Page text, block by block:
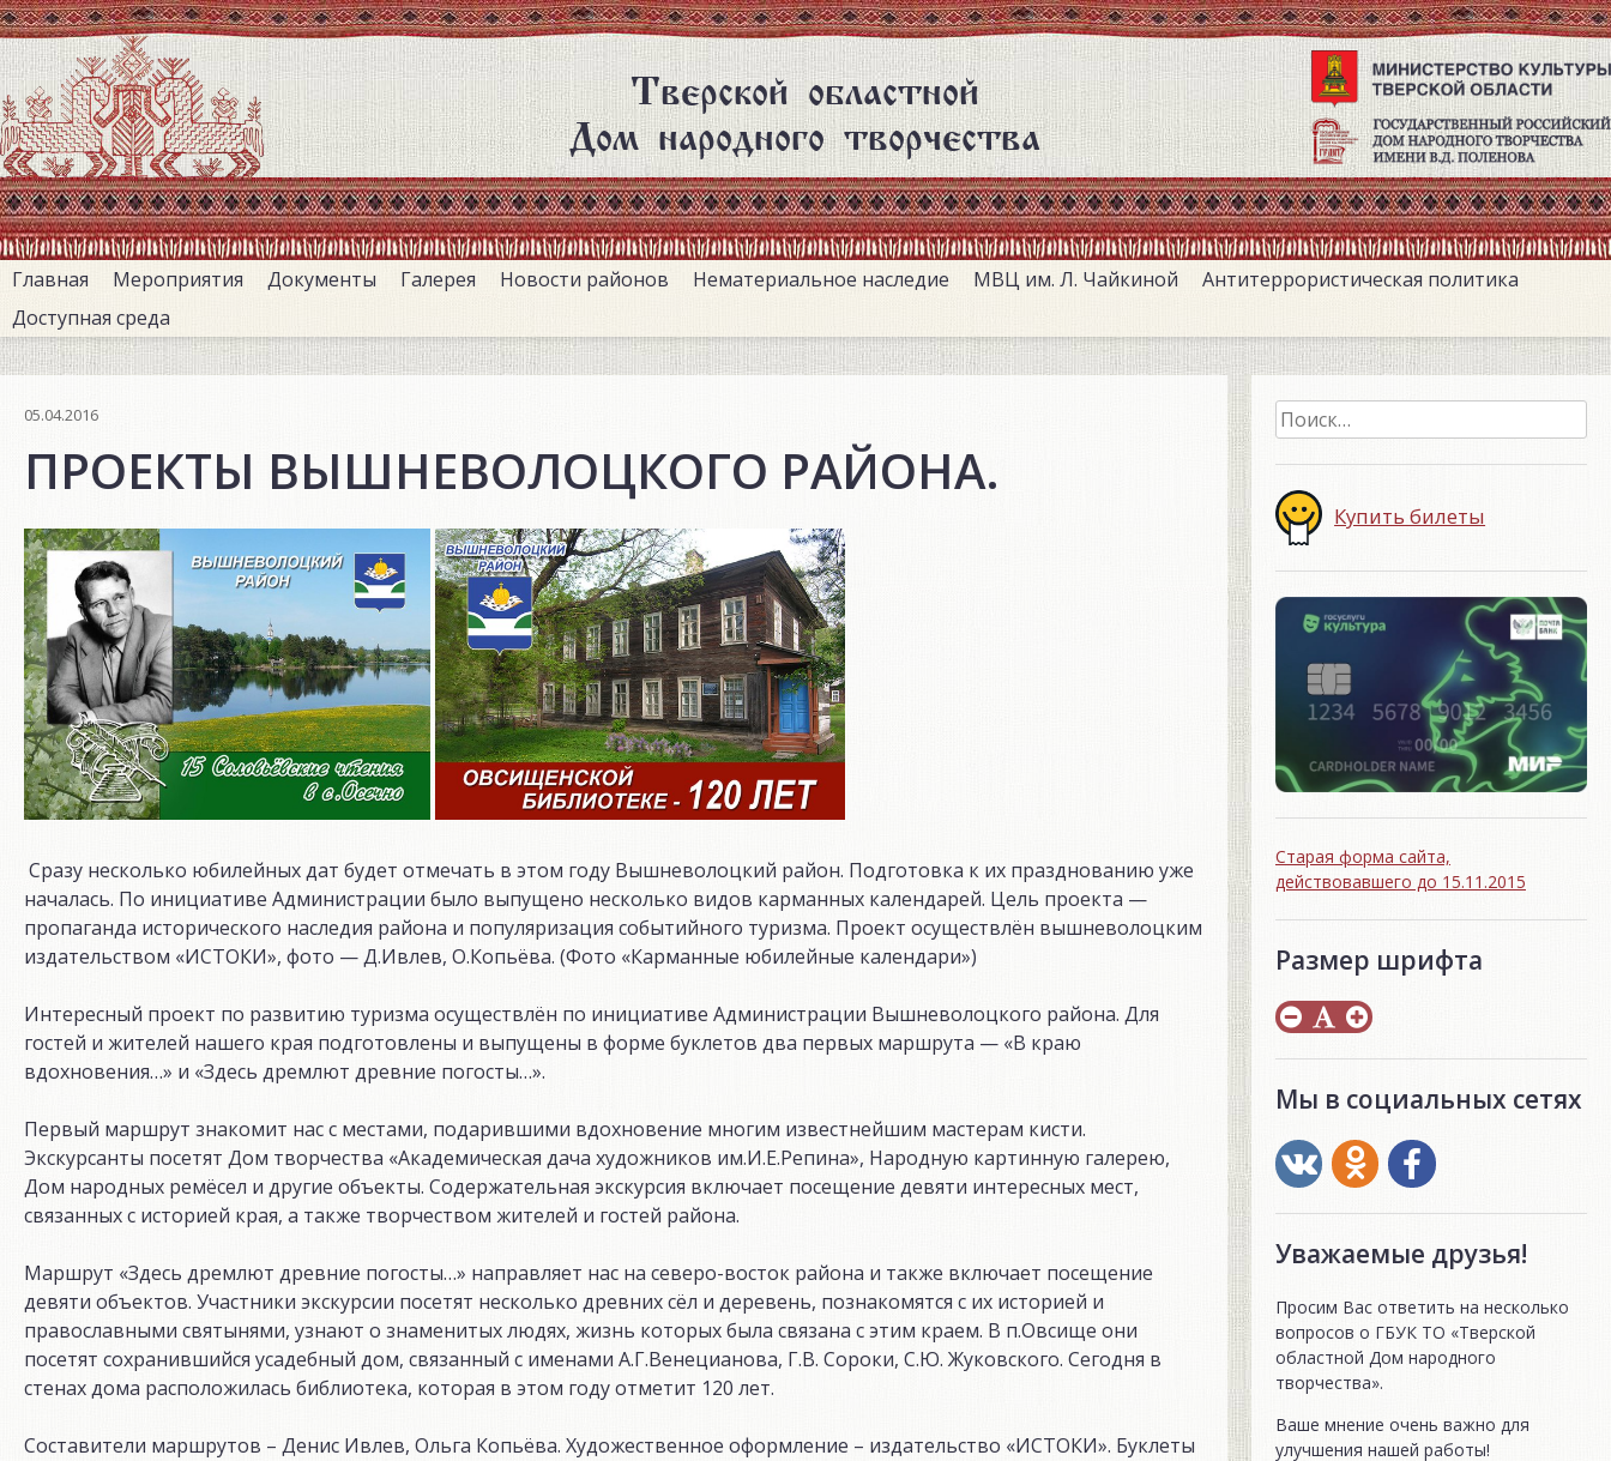
Перейти
к
основному
содержанию
Тверской областной
Дом народного творчества
Главная Мероприятия Документы Галерея Новости районов Нематериальное наследие МВЦ им. Л. Чайкиной
Антитеррористическая политика
Доступная среда
05.04.2016
ПРОЕКТЫ ВЫШНЕВОЛОЦКОГО РАЙОНА.
Сразу несколько юбилейных дат будет отмечать в этом году Вышневолоцкий район. Подготовка к их празднованию уже
началась. По инициативе Администрации было выпущено несколько видов карманных календарей. Цель проекта —
пропаганда исторического наследия района и популяризация событийного туризма. Проект осуществлён вышневолоцким
издательством «ИСТОКИ», фото — Д.Ивлев, О.Копьёва. (Фото «Карманные юбилейные календари»)
Интересный проект по развитию туризма осуществлён по инициативе Администрации Вышневолоцкого района. Для
гостей и жителей нашего края подготовлены и выпущены в форме буклетов два первых маршрута — «В краю
вдохновения…» и «Здесь дремлют древние погосты…».
Первый маршрут знакомит нас с местами, подарившими вдохновение многим известнейшим мастерам кисти.
Экскурсанты посетят Дом творчества «Академическая дача художников им.И.Е.Репина», Народную картинную галерею,
Дом народных ремёсел и другие объекты. Содержательная экскурсия включает посещение девяти интересных мест,
связанных с историей края, а также творчеством жителей и гостей района.
Маршрут «Здесь дремлют древние погосты…» направляет нас на северо-восток района и также включает посещение
девяти объектов. Участники экскурсии посетят несколько древних сёл и деревень, познакомятся с их историей и
православными святынями, узнают о знаменитых людях, жизнь которых была связана с этим краем. В п.Овсище они
посетят сохранившийся усадебный дом, связанный с именами А.Г.Венецианова, Г.В. Сороки, С.Ю. Жуковского. Сегодня в
стенах дома расположилась библиотека, которая в этом году отметит 120 лет.
Составители маршрутов – Денис Ивлев, Ольга Копьёва. Художественное оформление – издательство «ИСТОКИ». Буклеты
Найти:
Купить билеты
Старая форма сайта,
действовавшего до 15.11.2015
Размер шрифта
Мы в социальных сетях
Уважаемые друзья!
Просим Вас ответить на несколько
вопросов о ГБУК ТО «Тверской
областной Дом народного
творчества».
Ваше мнение очень важно для
улучшения нашей работы!